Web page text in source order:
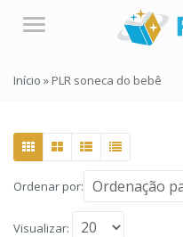
Menu
Início » PLR soneca do bebê
Ordenar por:
Visualizar: